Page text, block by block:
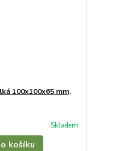
100x100x65 mm,
Skladem
košíku